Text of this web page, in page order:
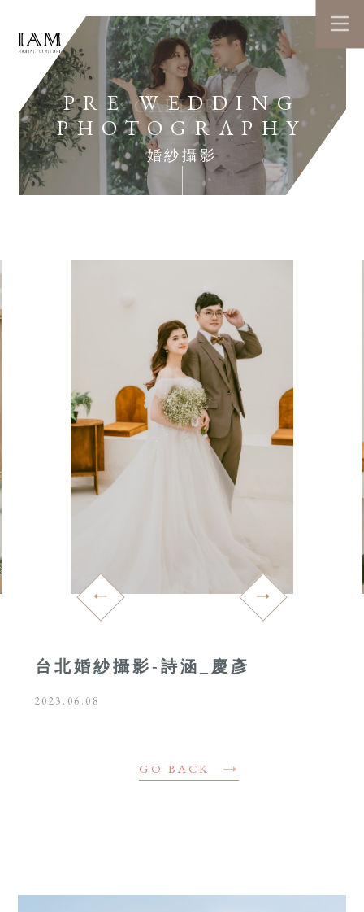
PRE WEDDING
PHOTOGRAPHY
婚紗攝影
GALLERY
台北婚紗攝影-詩涵_慶彥
2023.06.08
GO BACK